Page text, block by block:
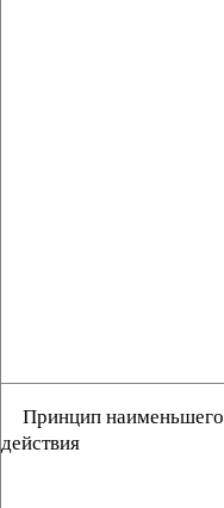
Принцип наименьшего
действия